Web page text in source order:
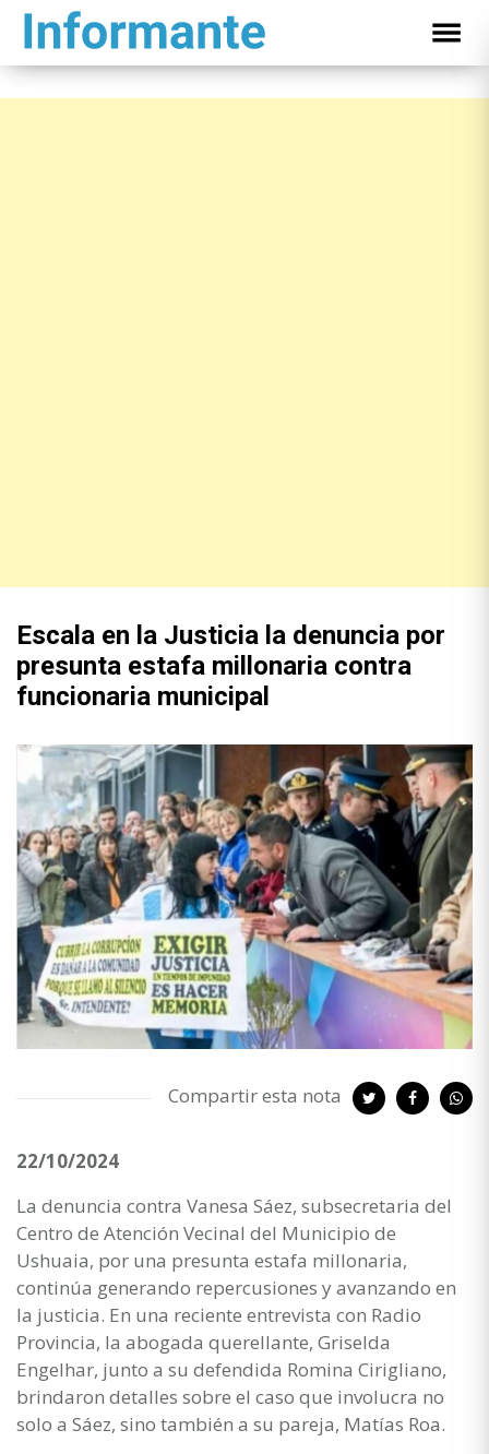
Escala en la Justicia la denuncia por
presunta estafa millonaria contra
funcionaria municipal
Compartir esta nota
22/10/2024
La denuncia contra Vanesa Sáez, subsecretaria del
Centro de Atención Vecinal del Municipio de
Ushuaia, por una presunta estafa millonaria,
continúa generando repercusiones y avanzando en
la justicia. En una reciente entrevista con Radio
Provincia, la abogada querellante, Griselda
Engelhar, junto a su defendida Romina Cirigliano,
brindaron detalles sobre el caso que involucra no
solo a Sáez, sino también a su pareja, Matías Roa.